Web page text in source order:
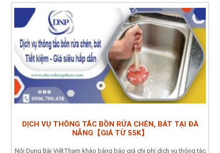
DỊCH VỤ THÔNG TẮC BỒN RỬA CHÉN, BÁT TẠI ĐÀ
NẴNG【GIÁ TỪ 55K】
Nội Dung Bài ViếtTham khảo bảng báo giá chi phí dịch vụ thông tắc